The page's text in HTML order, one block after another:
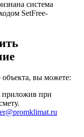
система
SetFree-
вы можете:
приложив при